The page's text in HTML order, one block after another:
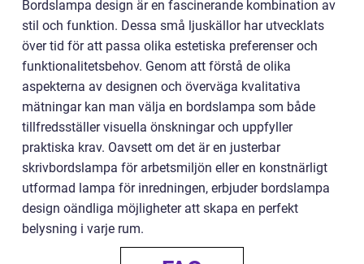
Bordslampa design är en fascinerande kombination av
stil och funktion. Dessa små ljuskällor har utvecklats
över tid för att passa olika estetiska preferenser och
funktionalitetsbehov. Genom att förstå de olika
aspekterna av designen och överväga kvalitativa
mätningar kan man välja en bordslampa som både
tillfredsställer visuella önskningar och uppfyller
praktiska krav. Oavsett om det är en justerbar
skrivbordslampa för arbetsmiljön eller en konstnärligt
utformad lampa för inredningen, erbjuder bordslampa
design oändliga möjligheter att skapa en perfekt
belysning i varje rum.